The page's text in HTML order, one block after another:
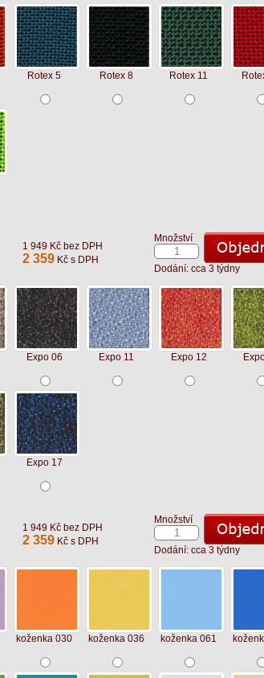
Rotex 5 Rotex 8 Rotex 11
1 949 Kč bez DPH
2 359 Kč s DPH
Množství
Dodání: cca 3 týdny
Expo 06 Expo 11 Expo 12
Expo 17
1 949 Kč bez DPH
2 359 Kč s DPH
Množství
Dodání: cca 3 týdny
koženka 030 koženka 036 koženka 061